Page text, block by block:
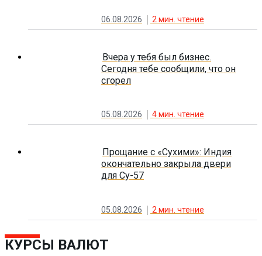
06.08.2026 2 мин. чтение
Вчера у тебя был бизнес.
Сегодня тебе сообщили, что он
сгорел
05.08.2026 4мин. чтение
Прощание с «Сухими»: Индия
окончательно закрыла двери
для Су-57
05.08.2026 2 мин. чтение
КУРСЫ ВАЛЮТ